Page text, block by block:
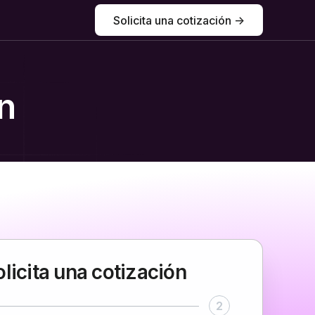
Solicita una cotización ->
una cotización
2